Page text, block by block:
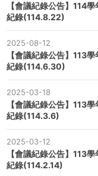
【會議紀錄公告】114
紀錄(114.8.22)
2025-08-12
【會議紀錄公告】113
紀錄(114.6.30)
2025-03-18
【會議紀錄公告】113
紀錄(114.3.6)
2025-03-12
【會議紀錄公告】113
紀錄(114.2.14)